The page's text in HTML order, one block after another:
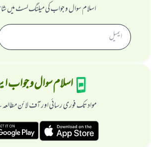
اسلام سوال و جواب کی میلنگ لسٹ میں
اسلام سوال و جواب
مواد تک فوری رسائی اور آف لائن